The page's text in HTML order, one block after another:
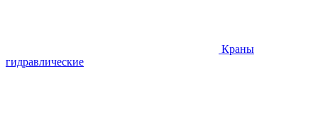
Краны
гидравлические